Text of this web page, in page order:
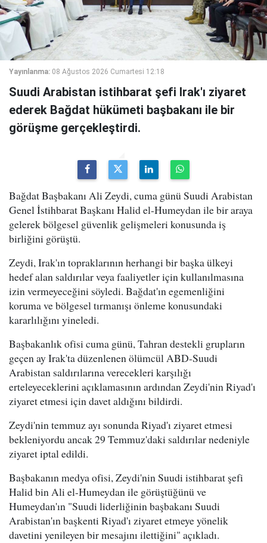
Yayınlanma: 08 Ağustos 2026 Cumartesi 12:18
Suudi Arabistan istihbarat şefi Irak'ı ziyaret
ederek Bağdat hükümeti başbakanı ile bir
görüşme gerçekleştirdi.
Bağdat Başbakanı Ali Zeydi, cuma günü Suudi Arabistan
Genel İstihbarat Başkanı Halid el-Humeydan ile bir araya
gelerek bölgesel güvenlik gelişmeleri konusunda iş
birliğini görüştü.
Zeydi, Irak'ın topraklarının herhangi bir başka ülkeyi
hedef alan saldırılar veya faaliyetler için kullanılmasına
izin vermeyeceğini söyledi. Bağdat'ın egemenliğini
koruma ve bölgesel tırmanışı önleme konusundaki
kararlılığını yineledi.
Başbakanlık ofisi cuma günü, Tahran destekli grupların
geçen ay Irak'ta düzenlenen ölümcül ABD-Suudi
Arabistan saldırılarına verecekleri karşılığı
erteleyeceklerini açıklamasının ardından Zeydi'nin Riyad'ı
ziyaret etmesi için davet aldığını bildirdi.
Zeydi'nin temmuz ayı sonunda Riyad'ı ziyaret etmesi
bekleniyordu ancak 29 Temmuz'daki saldırılar nedeniyle
ziyaret iptal edildi.
Başbakanın medya ofisi, Zeydi'nin Suudi istihbarat şefi
Halid bin Ali el-Humeydan ile görüştüğünü ve
Humeydan'ın "Suudi liderliğinin başbakanı Suudi
Arabistan'ın başkenti Riyad'ı ziyaret etmeye yönelik
davetini yenileyen bir mesajını ilettiğini" açıkladı.